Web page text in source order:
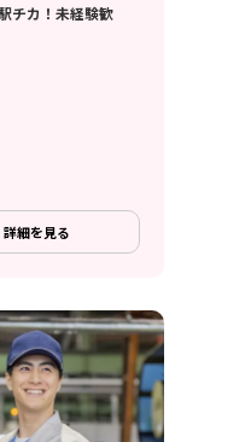
チカ！未経験歓
詳細を見る